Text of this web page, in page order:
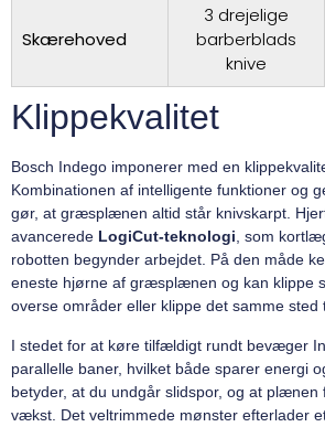
Skærehoved
3 drejelige
barberblads
knive
Klippekvalitet
Bosch Indego imponerer med en
Kombinationen af intelligente funktioner og
gør, at græsplænen altid står knivskarpt.
avancerede LogiCut-teknologi, som
robotten begynder arbejdet. På den måde
eneste hjørne af græsplænen og kan klippe
overse områder eller klippe det samme sted
I stedet for at køre tilfældigt rundt bevæger
parallelle baner, hvilket både sparer energi
betyder, at du undgår slidspor, og at
vækst. Det veltrimmede mønster efterlader